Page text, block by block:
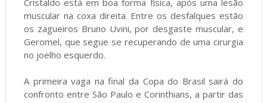
Cristaldo está em boa forma física, após uma lesão
muscular na coxa direita. Entre os desfalques estão
os zagueiros Bruno Uvini, por desgaste muscular, e
Geromel, que segue se recuperando de uma cirurgia
no joelho esquerdo.
A primeira vaga na final da Copa do Brasil sairá do
confronto entre São Paulo e Corinthians, a partir das